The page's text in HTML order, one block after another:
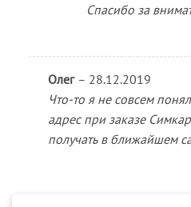
Спасибо за
Олег – 28.12.2019
Что-то я не совсем
адрес при заказе
получать в ближайшем